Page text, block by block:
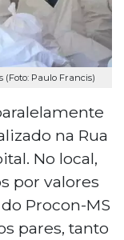
(Foto: Paulo Francis)
na Rua
No local,
por valores
Procon-MS
pares, tanto